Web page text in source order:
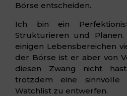
Börse entscheiden.
Ich bin ein
Strukturieren und
einigen Lebensbereichen
der Börse ist er aber von
diesen Zwang nicht
trotzdem eine
Watchlist zu entwerfen.